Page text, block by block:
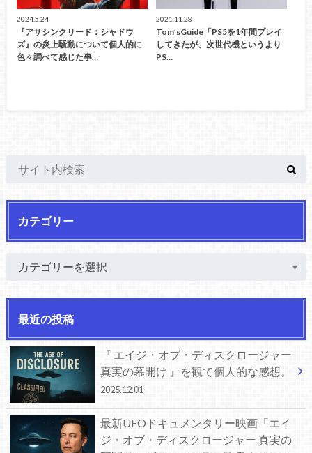
2024.5.24
『アサシンクリード：シャドウ
ズ』の炎上騒動について個人的に
色々調べて感じた事…
2021.11.28
Tom’sGuide「PS5を1年間プレイ
してきたが、次世代機というより
PS…
カテゴリー
最近の投稿
『 エイジ・オブ・ディスクロージャー
真実の幕開け 』を観て個人的な感想。
2025.12.01
最新UFOドキュメンタリー映画「エイ
ジ・オブ・ディスクロージャー 真実の